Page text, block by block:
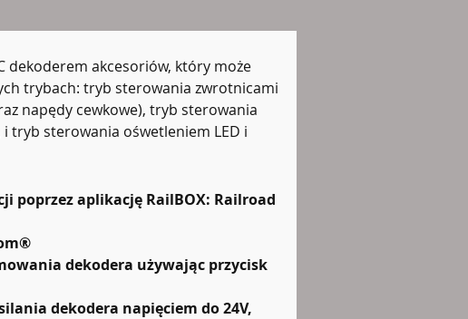
dekoderem akcesoriów, który może
trybach: tryb sterowania zwrotnicami
napędy cewkowe), tryb sterowania
tryb sterowania ośwetleniem LED i
poprzez aplikację RailBOX: Railroad
dekodera używając przycisk
dekodera napięciem do 24V,